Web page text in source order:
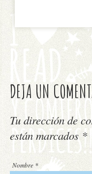
DEJA UN
Tu dirección de
están marcados*
Nombre *